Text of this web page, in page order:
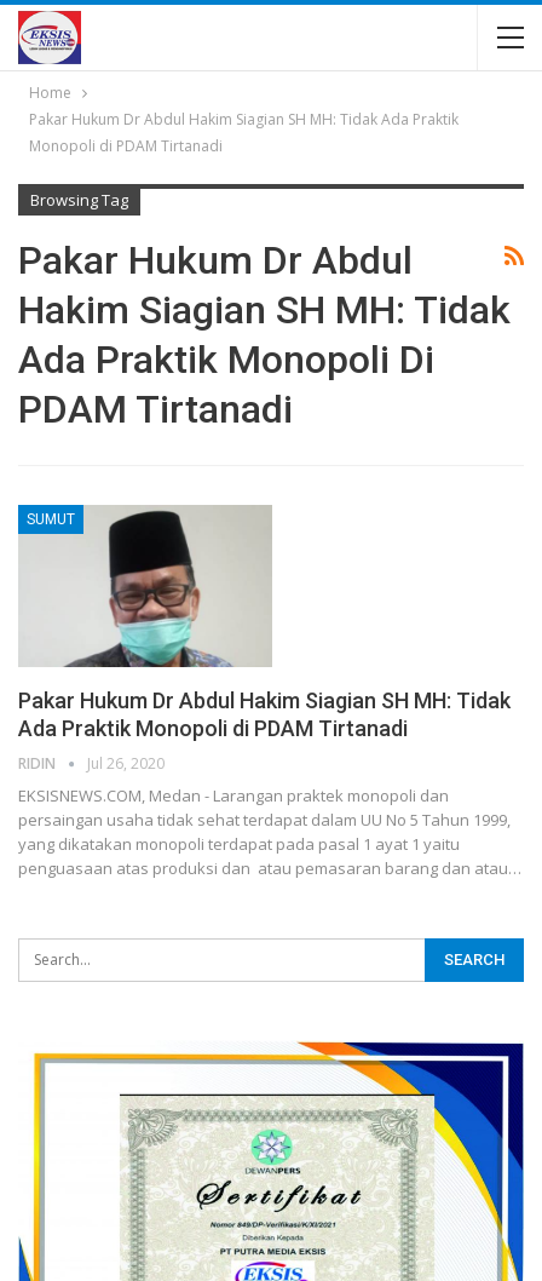
Home
Pakar Hukum Dr Abdul Hakim Siagian SH MH: Tidak Ada Praktik
Monopoli di PDAM Tirtanadi
Browsing Tag
Pakar Hukum Dr Abdul
Hakim Siagian SH MH: Tidak
Ada Praktik Monopoli Di
PDAM Tirtanadi
SUMUT
Pakar Hukum Dr Abdul Hakim Siagian SH MH: Tidak
Ada Praktik Monopoli di PDAM Tirtanadi
RIDIN Jul 26, 2020
EKSISNEWS.COM, Medan - Larangan praktek monopoli dan
persaingan usaha tidak sehat terdapat dalam UU No 5 Tahun 1999,
yang dikatakan monopoli terdapat pada pasal 1 ayat 1 yaitu
penguasaan atas produksi dan atau pemasaran barang dan atau…